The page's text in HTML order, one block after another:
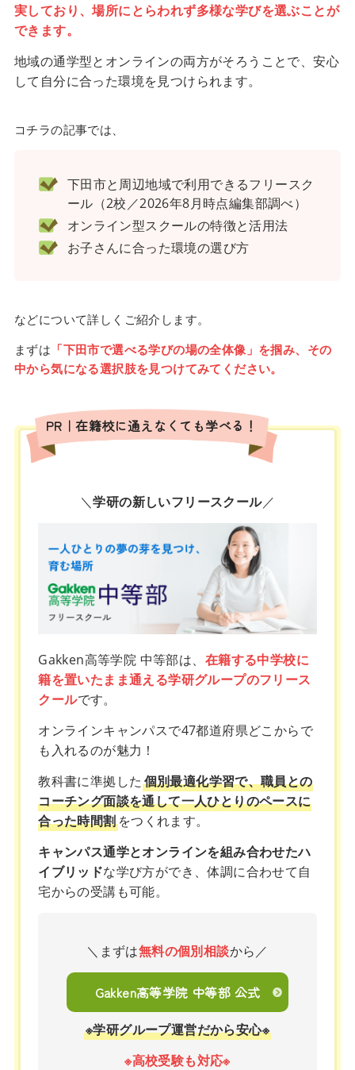
実しており、場所にとらわれず多様な学びを選ぶことが
できます。
地域の通学型とオンラインの両方がそろうことで、安心
して自分に合った環境を見つけられます。
コチラの記事では、
下田市と周辺地域で利用できるフリースク
ール（2校／2026年8月時点編集部調べ）
オンライン型スクールの特徴と活用法
お子さんに合った環境の選び方
などについて詳しくご紹介します。
まずは 「下田市で選べる学びの場の全体像」を掴み、その
中から気になる選択肢を見つけてみてください。
PR｜在籍校に通えなくても学べる！
＼学研の新しいフリースクール／
Gakken高等学院 中等部は、 在籍する中学校に
籍を置いたまま通える学研グループのフリース
クールです。
オンラインキャンパスで47都道府県どこからで
も入れるのが魅力！
教科書に準拠した 個別最適化学習で、職員との
コーチング面談を通して一人ひとりのペースに
合った時間割をつくれます。
キャンパス通学とオンラインを組み合わせたハ
イブリッドな学び方ができ、体調に合わせて自
宅からの受講も可能。
＼まずは無料の個別相談から／
Gakken高等学院 中等部 公式
※学研グループ運営だから安心※
※高校受験も対応※